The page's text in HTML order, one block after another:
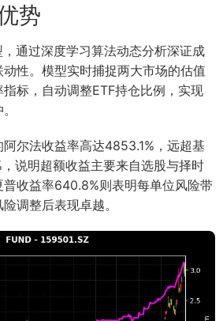
势
通过深度学习算法动态分析深证成
性。模型实时捕捉两大市场的估值
标，自动调整ETF持仓比例，实现
尔法收益率高达4853.1%，远超基
说明超额收益主要来自选股与择时
收益率640.8%则表明每单位风险带
调整后表现卓越。